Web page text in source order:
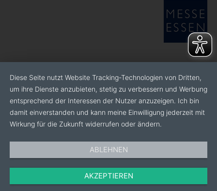
Diese Seite nutzt Website Tracking-Technologien von Dritten,
um ihre Dienste anzubieten, stetig zu verbessern und Werbung
entsprechend der Interessen der Nutzer anzuzeigen. Ich bin
damit einverstanden und kann meine Einwilligung jederzeit mit
Wirkung für die Zukunft widerrufen oder ändern.
ABLEHNEN
AKZEPTIEREN